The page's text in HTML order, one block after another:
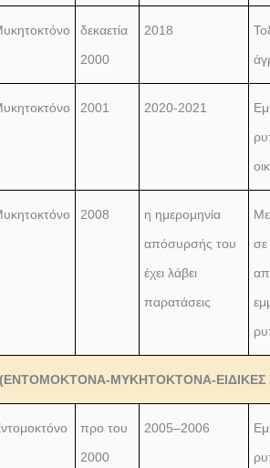
δεκαετία
2000
2018
2001 2020-2021
2008
η ημερομηνία
απόσυρσής του
έχει λάβει
παρατάσεις
ΜΥΚΗΤΟΚΤΟΝΑ-ΕΙΔΙΚΕΣ
προ του
2000
2005–2006